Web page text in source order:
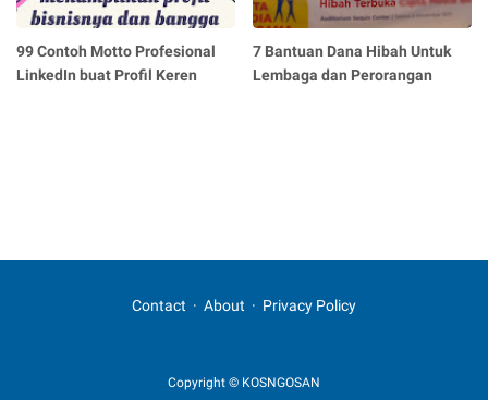
99 Contoh Motto Profesional
LinkedIn buat Profil Keren
7 Bantuan Dana Hibah Untuk
Lembaga dan Perorangan
Contact About Privacy Policy
Copyright © KOSNGOSAN